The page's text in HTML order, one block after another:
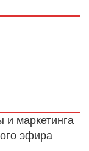
маркетинга
эфира